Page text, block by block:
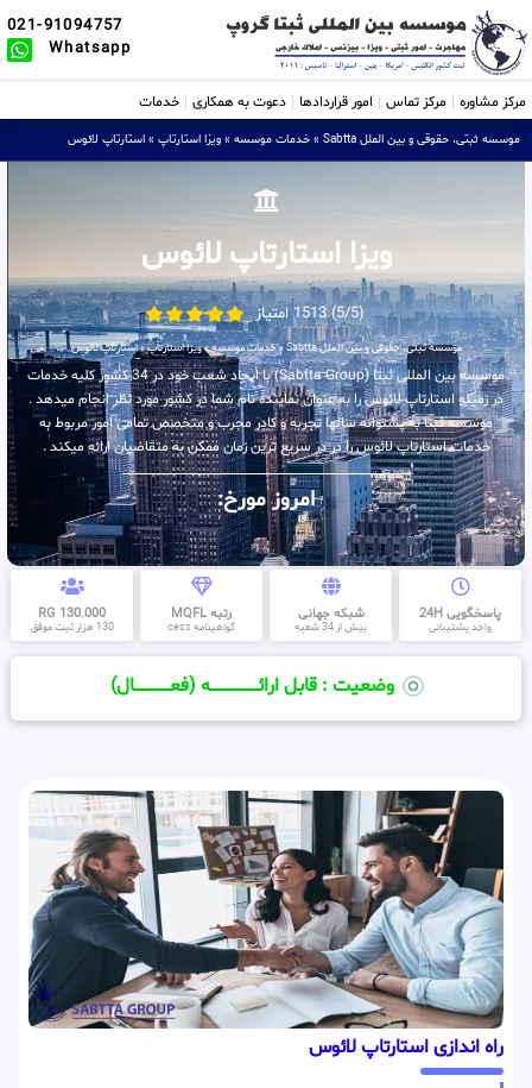
021-91094757
Whatsapp
مرکز مشاوره مرکز تماس امور قراردادها دعوت به همکاری خدمات
موسسه ثبتی، حقوقی و بین الملل Sabtta » خدمات موسسه » ویزا استارتاپ » استارتاپ لائوس
ویزا استارتاپ لائوس
(5/5) 1513 امتیاز
موسسه ثبتی، حقوقی و بین الملل Sabtta »خدمات موسسه»ویزا استارتاپ»استارتاپ لائوس
موسسه بین المللی ثبتا (Sabtta Group) با ایجاد شعب خود در 34 کشور کلیه خدمات
در زمینه استارتاپ لائوس را به عنوان نماینده تام شما در کشور مورد نظر انجام میدهد .
موسسه ثبتا به پشتوانه سالها تجربه و کادر مجرب و متخصص تمامی امور مربوط به
خدمات استارتاپ لائوس را در در سریع ترین زمان ممکن به متقاضیان ارائه میکند .
امروز مورخ:
پاسخگویی 24H
واحد پشتیبانی
شبکه جهانی
بیش از 34 شعبه
رتبه MQFL
گواهینامه cess
130.000 RG
130 هزار ثبت موفق
وضعیت : قابل ارائــــــــــــــــــــه (فعـــــــــــــــال)
راه اندازی استارتاپ لائوس